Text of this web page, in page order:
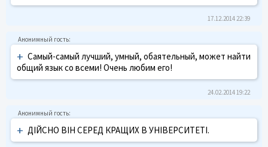
17.12.2014 22:39
+ Самый-самый лучший, умный, обаятельный, может найти
общий язык со всеми! Очень любим его!
24.02.2014 19:22
+ ДІЙСНО ВІН СЕРЕД КРАЩИХ В УНІВЕРСИТЕТІ.